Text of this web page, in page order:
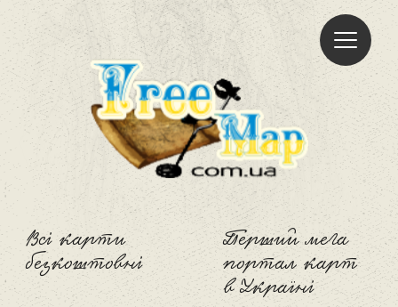
Всі карти
безкоштовні
Freemap
Перший мега
портал карт
в Україні